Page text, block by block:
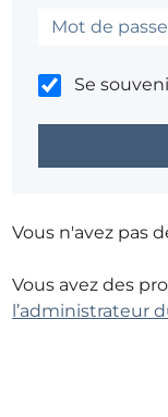
Se
Vous n'avez pas
Vous avez des
l’administrateur